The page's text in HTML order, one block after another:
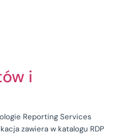
i
Reporting Services
zawiera w katalogu RDP